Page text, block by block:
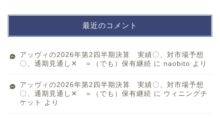
最近のコメント
アッヴィの2026年第2四半期決算 実績〇、対市場予想
〇、通期見通し✕ ＝（でも）保有継続 に naobito より
アッヴィの2026年第2四半期決算 実績〇、対市場予想
〇、通期見通し✕ ＝（でも）保有継続 に ウィニングチ
ケット
より